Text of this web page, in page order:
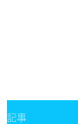
記事